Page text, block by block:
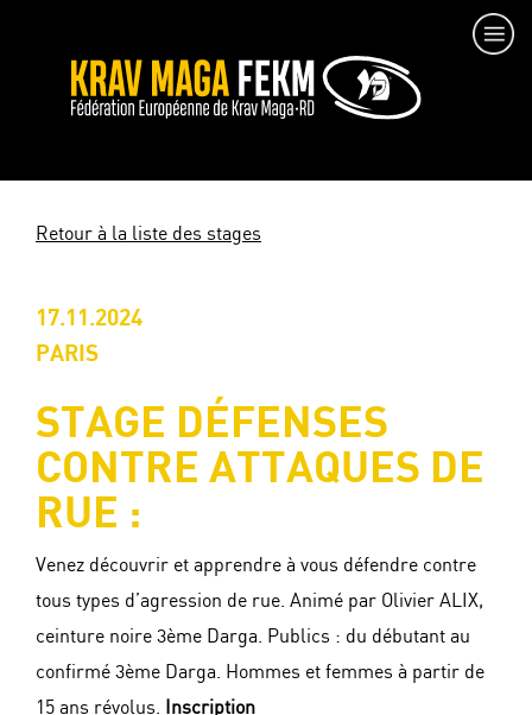
Retour à la liste des stages
17.11.2024
PARIS
STAGE DÉFENSES
CONTRE ATTAQUES DE
RUE :
Venez découvrir et apprendre à vous défendre contre
tous types d’agression de rue. Animé par Olivier ALIX,
ceinture noire 3ème Darga. Publics : du débutant au
confirmé 3ème Darga. Hommes et femmes à partir de
15 ans révolus.
Inscription